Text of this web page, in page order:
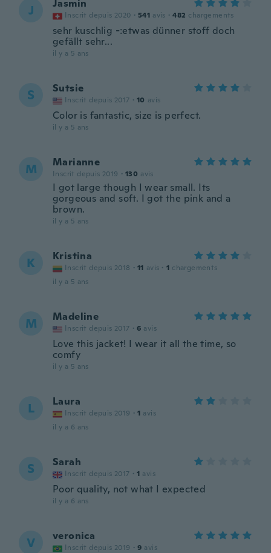
J Jasmin
Inscrit depuis 2020 · 541 avis · 482 chargements
sehr kuschlig -:etwas dünner stoff doch
gefällt sehr...
il y a 5 ans
S Sutsie
Inscrit depuis 2017 · 10 avis
Color is fantastic, size is perfect.
il y a 5 ans
M Marianne
Inscrit depuis 2019 · 130 avis
I got large though I wear small. Its
gorgeous and soft. I got the pink and a
brown.
il y a 5 ans
K Kristina
Inscrit depuis 2018 · 11 avis · 1 chargements
il y a 5 ans
M Madeline
Inscrit depuis 2017 · 6 avis
Love this jacket! I wear it all the time, so
comfy
il y a 5 ans
L Laura
Inscrit depuis 2019 · 1 avis
il y a 6 ans
S Sarah
Inscrit depuis 2017 · 1 avis
Poor quality, not what I expected
il y a 6 ans
V veronica
Inscrit depuis 2019 · 9 avis